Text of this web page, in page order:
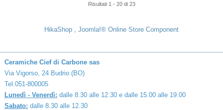
Risultati 1 - 20 di 23
HikaShop , Joomla!® Online Store Component
Ceramiche Cief di Carbone sas
Via Vigorso, 24 Budrio (BO)
Tel.051-800005
Lunedì - Venerdì: dalle 8.30 alle 12.30 e dalle 15.00 alle 19.00
Sabato: dalle 8.30 alle 12.30